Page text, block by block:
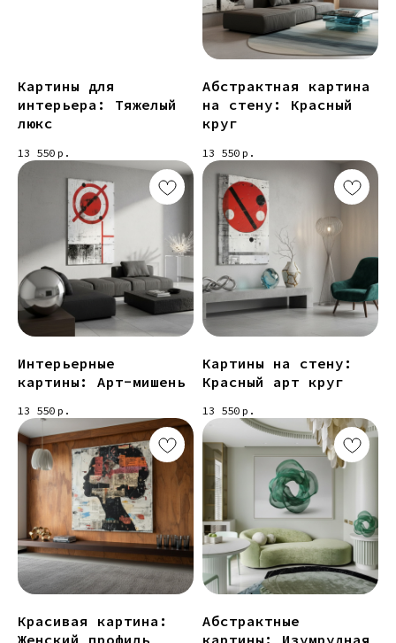
Картины для
интерьера: Тяжелый
люкс
13 550 р.
Абстрактная картина
на стену: Красный
круг
13 550 р.
Интерьерные
картины: Арт-мишень
13 550 р.
Картины на стену:
Красный арт круг
13 550 р.
Красивая картина:
Абстрактные